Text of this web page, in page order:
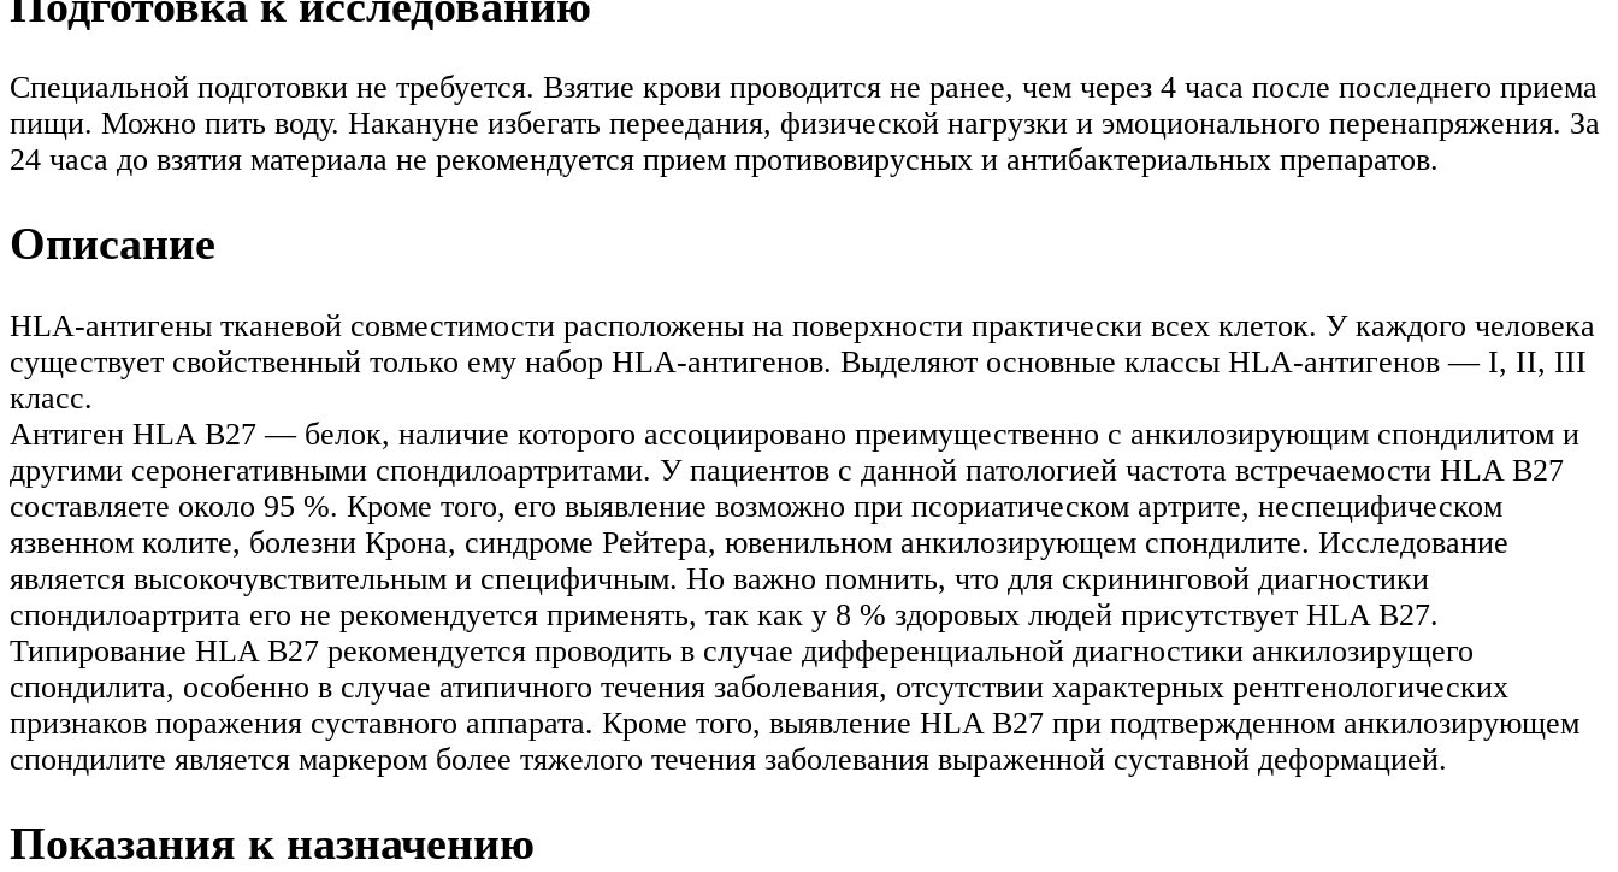
Специальной подготовки не требуется. Взятие крови проводится не ранее, чем через 4 часа после последнего приема
пищи. Можно пить воду. Накануне избегать переедания, физической нагрузки и эмоционального перенапряжения. За
24 часа до взятия материала не рекомендуется прием противовирусных и антибактериальных препаратов.
Описание
HLA-антигены тканевой совместимости расположены на поверхности практически всех клеток. У каждого человека
существует свойственный только ему набор HLA-антигенов. Выделяют основные классы HLA-антигенов — I, II, III
класс.
Антиген HLA B27 — белок, наличие которого ассоциировано преимущественно с анкилозирующим спондилитом и
другими серонегативными спондилоартритами. У пациентов с данной патологией частота встречаемости HLA B27
составляете около 95 %. Кроме того, его выявление возможно при псориатическом артрите, неспецифическом
язвенном колите, болезни Крона, синдроме Рейтера, ювенильном анкилозирующем спондилите. Исследование
является высокочувствительным и специфичным. Но важно помнить, что для скрининговой диагностики
спондилоартрита его не рекомендуется применять, так как у 8 % здоровых людей присутствует HLA B27.
Типирование HLA B27 рекомендуется проводить в случае дифференциальной диагностики анкилозирущего
спондилита, особенно в случае атипичного течения заболевания, отсутствии характерных рентгенологических
признаков поражения суставного аппарата. Кроме того, выявление HLA B27 при подтвержденном анкилозирующем
спондилите является маркером более тяжелого течения заболевания выраженной суставной деформацией.
Показания к назначению